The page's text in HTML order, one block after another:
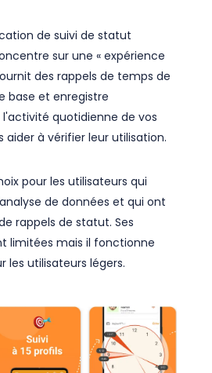
de suivi de statut
sur une « expérience
des rappels de temps de
base et enregistre
quotidienne de vos
à vérifier leur utilisation.
pour les utilisateurs qui
de données et qui ont
rappels de statut. Ses
limitées mais il fonctionne
les utilisateurs légers.